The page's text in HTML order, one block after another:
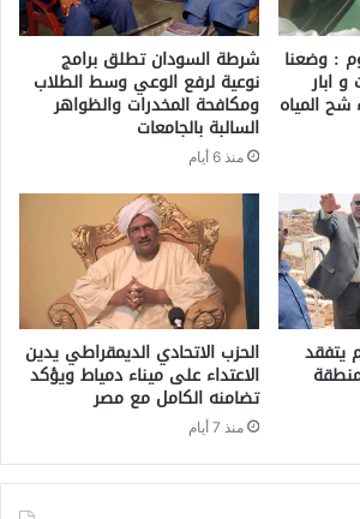
: وضعنا
ابار
شح المياه
شرطة السودان تطلق برامج
نوعية لرفع الوعي وسط الطلاب
ومكافحة المخدرات والظواهر
السالبة بالجامعات
منذ 6 أيام
يتفقد الحزب الاتحادي الديمقراطي يدين
الاعتداء على ميناء دمياط ويؤكد
تضامنه الكامل مع مصر
منذ 7 أيام